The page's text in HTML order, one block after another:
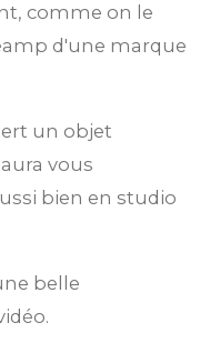
comme on le
d'une marque
un objet
vous
bien en studio
belle